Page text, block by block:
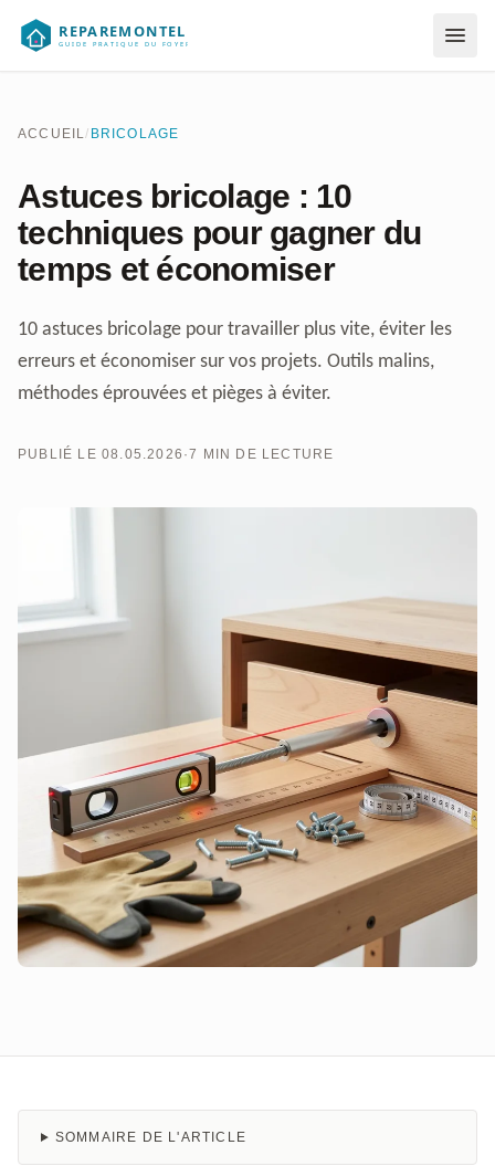
ACCUEIL/ BRICOLAGE
Astuces bricolage : 10
techniques pour gagner du
temps et économiser
10 astuces bricolage pour travailler plus vite, éviter les
erreurs et économiser sur vos projets. Outils malins,
méthodes éprouvées et pièges à éviter.
PUBLIÉ LE 08.05.2026 ·7 MIN DE LECTURE
SOMMAIRE DE L'ARTICLE